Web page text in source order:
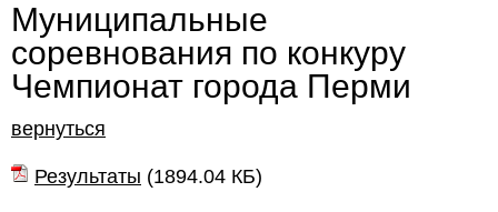
Муниципальные
соревнования по конкуру
Чемпионат города Перми
вернуться
Результаты (1894.04 КБ)